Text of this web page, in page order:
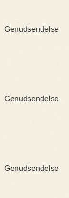
Genudsendelse
Genudsendelse
Genudsendelse